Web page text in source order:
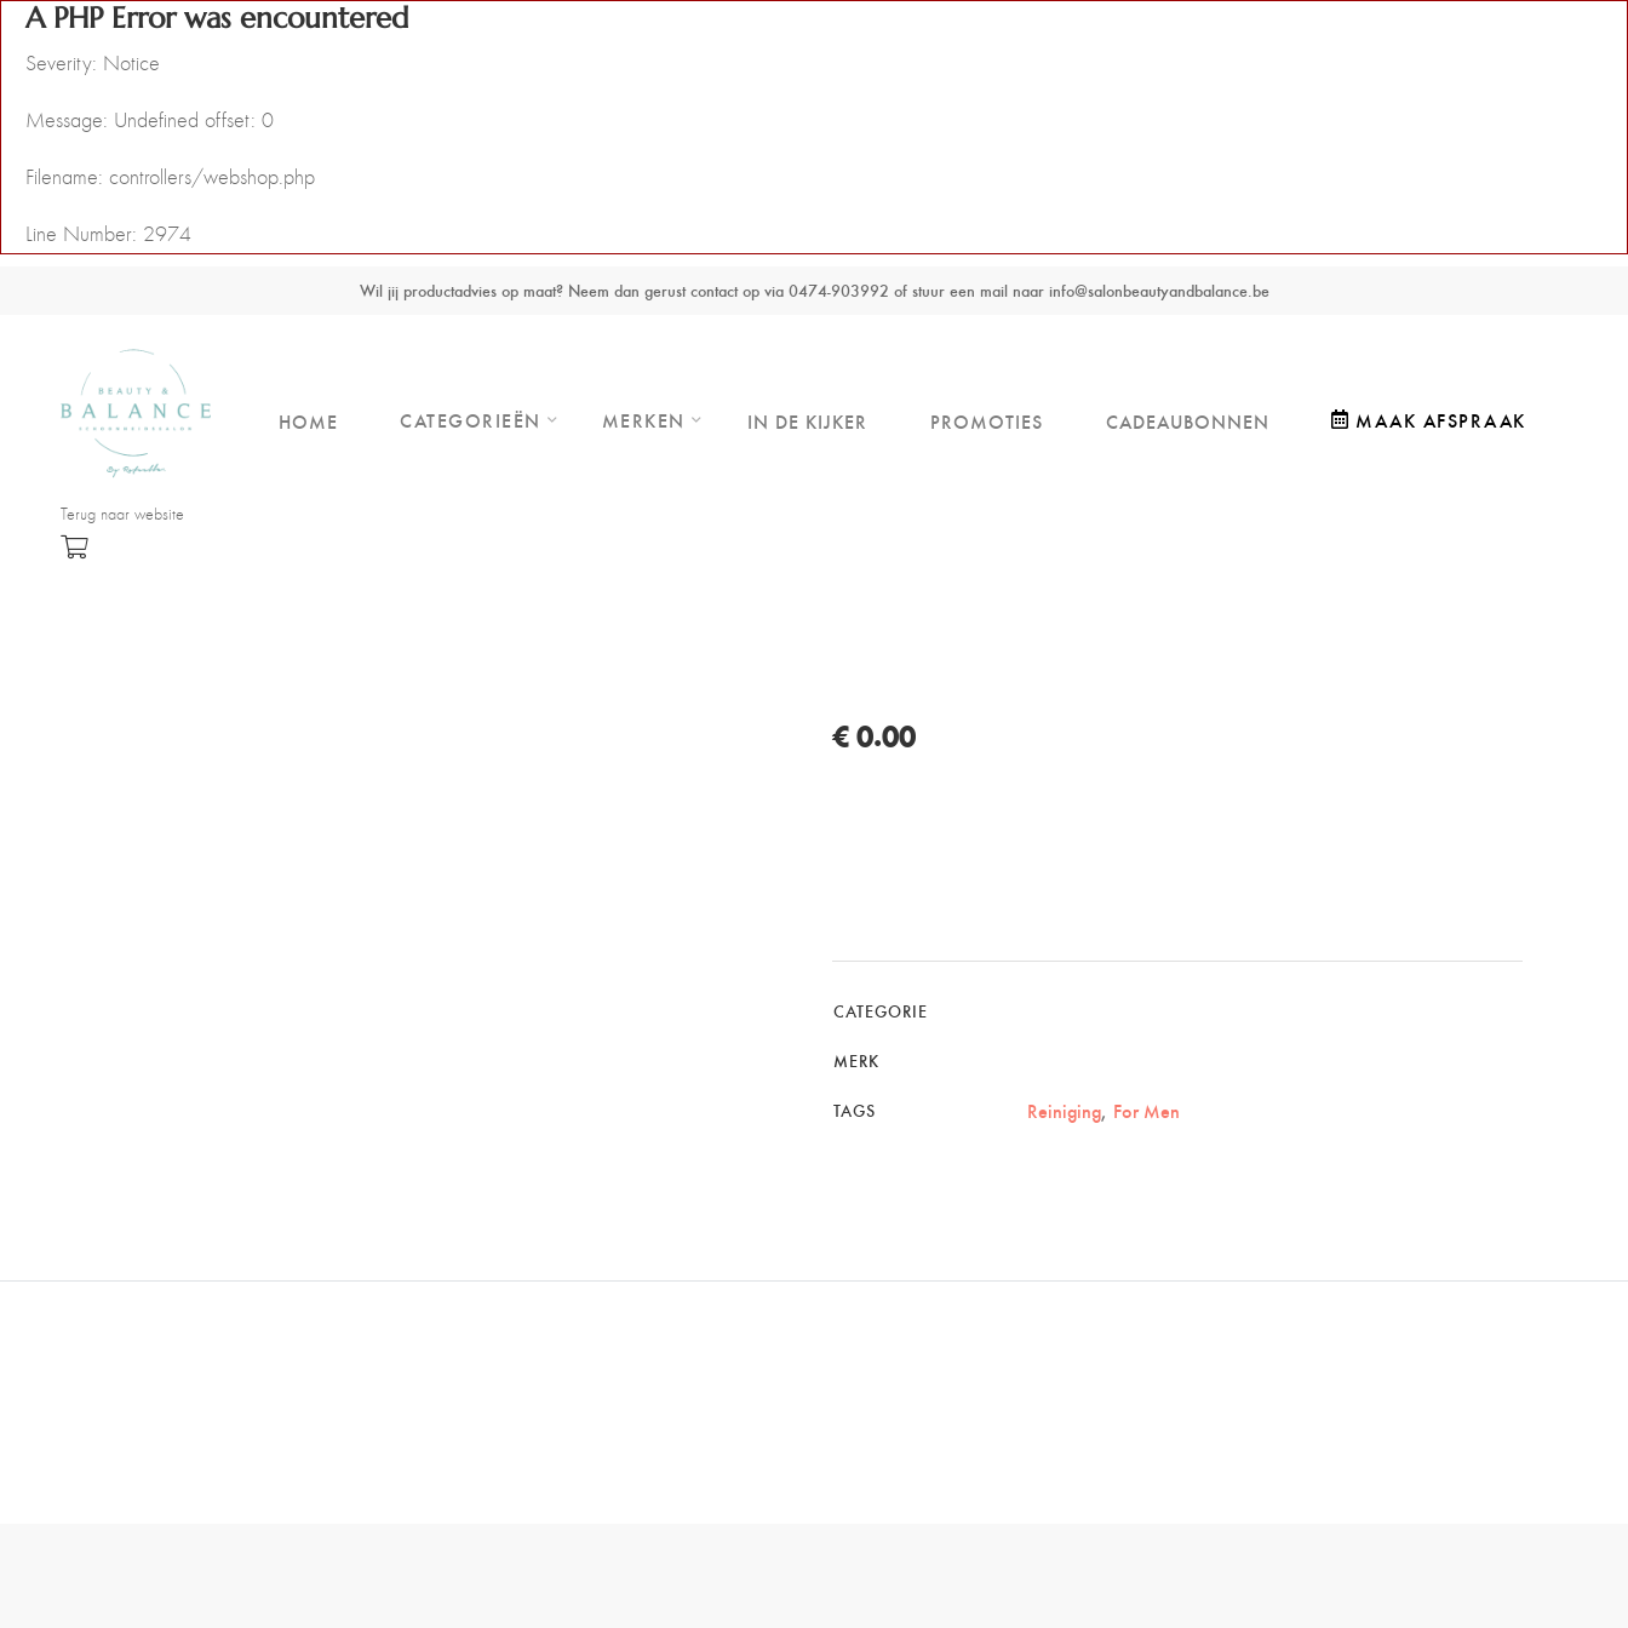
A PHP Error was encountered
Severity: Notice
Message: Undefined offset: 0
Filename: controllers/webshop.php
Line Number: 2974
Wil jij productadvies op maat? Neem dan gerust contact op via 0474-903992 of stuur een mail naar info@salonbeautyandbalance.be
Terug naar website
HOME CATEGORIEËN MERKEN IN DE KIJKER PROMOTIES CADEAUBONNEN MAAK AFSPRAAK
€ 0.00
CATEGORIE
MERK
TAGS Reiniging For Men